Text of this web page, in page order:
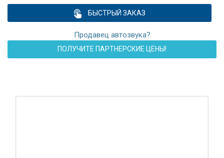
БЫСТРЫЙ ЗАКАЗ
Продавец автозвука?
ПОЛУЧИТЕ ПАРТНЕРСКИЕ ЦЕНЫ!